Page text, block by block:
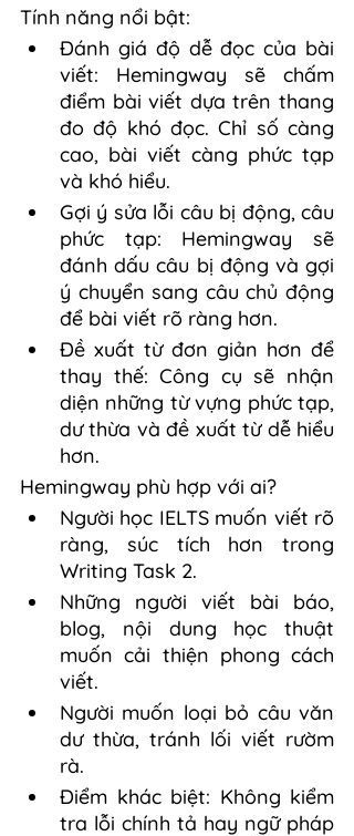
Tính năng nổi bật:
Đánh giá độ dễ đọc của bài
viết: Hemingway sẽ chấm
điểm bài viết dựa trên thang
đo độ khó đọc. Chỉ số càng
cao, bài viết càng phức tạp
và khó hiểu.
Gợi ý sửa lỗi câu bị động, câu
phức tạp: Hemingway sẽ
đánh dấu câu bị động và gợi
ý chuyển sang câu chủ động
để bài viết rõ ràng hơn.
Đề xuất từ đơn giản hơn để
thay thế: Công cụ sẽ nhận
diện những từ vựng phức tạp,
dư thừa và đề xuất từ dễ hiểu
hơn.
Hemingway phù hợp với ai?
Người học IELTS muốn viết rõ
ràng, súc tích hơn trong
Writing Task 2.
Những người viết bài báo,
blog, nội dung học thuật
muốn cải thiện phong cách
viết.
Người muốn loại bỏ câu văn
dư thừa, tránh lối viết rườm
rà.
Điểm khác biệt: Không kiểm
tra lỗi chính tả hay ngữ pháp